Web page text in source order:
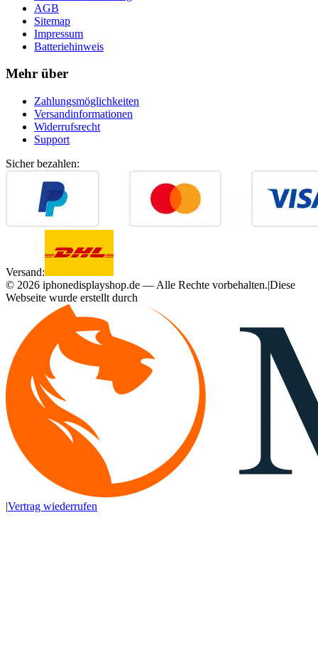
AGB
Sitemap
Impressum
Batteriehinweis
Mehr über
Zahlungsmöglichkeiten
Versandinformationen
Widerrufsrecht
Support
Sicher bezahlen:
Versand:
© 2026 iphonedisplayshop.de — Alle Rechte vorbehalten.|Diese
Webseite wurde erstellt durch
|Vertrag wiederrufen